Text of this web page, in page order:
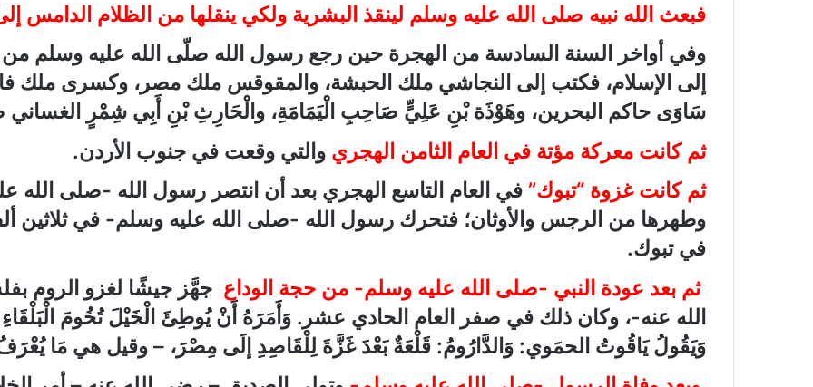
فبعث الله نبيه صلى الله عليه وسلم لينقذ البشرية ولكي ينقلها من الظلام الدامس
وفي أواخر السنة السادسة من الهجرة حين رجع رسول الله صلّى الله عليه وسلم من
إلى الإسلام، فكتب إلى النجاشي ملك الحبشة، والمقوقس ملك مصر، وكسرى ملك
سَاوَى حاكم البحرين، وهَوْذَة بْنِ عَلِيٍّ صَاحِبِ الْيَمَامَةِ، والْحَارِثِ بْنِ أَبِي شِمْرٍ
ثم كانت معركة مؤتة في العام الثامن الهجري والتي وقعت في جنوب الأردن.
ثم كانت غزوة “تبوك” في العام التاسع الهجري بعد أن انتصر رسول الله -صلى
وطهرها من الرجس والأوثان؛ فتحرك رسول الله -صلى الله عليه وسلم- في ثلاثين
في تبوك.
ثم بعد عودة النبي -صلى الله عليه وسلم- من حجة الوداع جهَّز جيشًا لغزو الروم
الله عنه-، وكان ذلك في صفر العام الحادي عشر. وَأَمَرَهُ أَنْ يُوطِئَ الْخَيْلَ تُخُومَ
وَيَقُولُ يَاقُوتُ الحمَوي: وَالدَّارُومُ: قَلْعَةٌ بَعْدَ غَزَّةَ لِلْقَاصِدِ إلَى مِصْرَ، – وقيل هي مَا يُعْرَفُ